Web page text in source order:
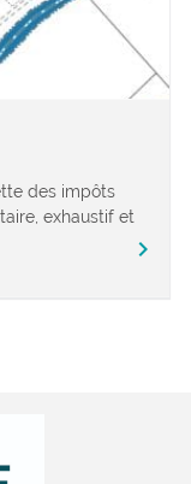
des impôts
exhaustif et
chevron_right